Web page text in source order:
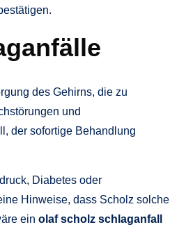
des Gehirns, die zu
und
der sofortige Behandlung
Diabetes oder
Hinweise, dass Scholz solche
ein olaf scholz schlaganfall